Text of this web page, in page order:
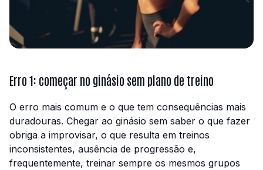
Erro 1: começar no ginásio sem plano de treino
O erro mais comum e o que tem consequências mais
duradouras. Chegar ao ginásio sem saber o que fazer
obriga a improvisar, o que resulta em treinos
inconsistentes, ausência de progressão e,
frequentemente, treinar sempre os mesmos grupos